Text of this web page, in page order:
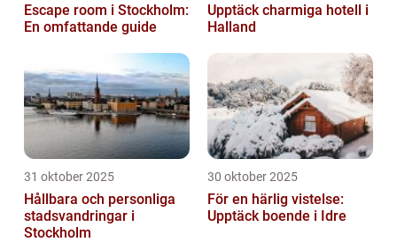
Escape room i Stockholm:
En omfattande guide
Upptäck charmiga hotell i
Halland
31 oktober 2025
Hållbara och personliga
stadsvandringar i
Stockholm
30 oktober 2025
För en härlig vistelse:
Upptäck boende i Idre